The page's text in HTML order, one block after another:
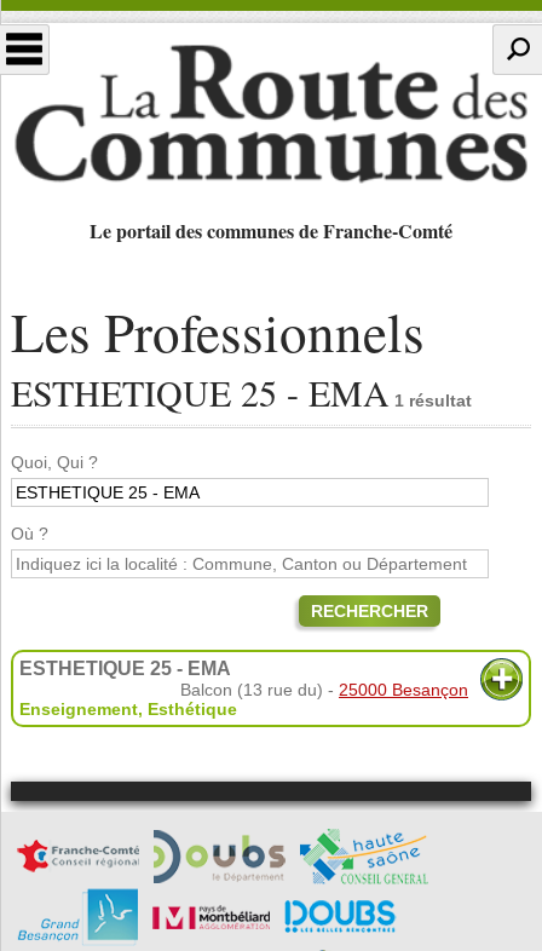
Le portail des communes de Franche-Comté
Les Professionnels
ESTHETIQUE 25 - EMA 1 résultat
Quoi, Qui ?
Où ?
RECHERCHER
ESTHETIQUE 25 - EMA
Balcon (13 rue du) - 25000 Besançon
Enseignement, Esthétique